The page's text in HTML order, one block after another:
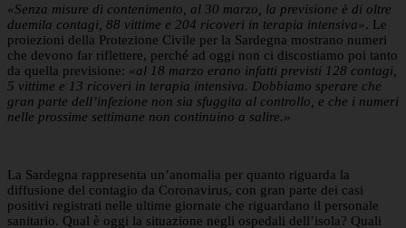
«Senza misure di contenimento, al 30 marzo, la previsione è di oltre
duemila contagi, 88 vittime e 204 ricoveri in terapia intensiva». Le
proiezioni della Protezione Civile per la Sardegna mostrano numeri
che devono far riflettere, perché ad oggi non ci discostiamo poi tanto
da quella previsione: «al 18 marzo erano infatti previsti 128 contagi,
5 vittime e 13 ricoveri in terapia intensiva. Dobbiamo sperare che
gran parte dell’infezione non sia sfuggita al controllo, e che i numeri
nelle prossime settimane non continuino a salire.»
La Sardegna rappresenta un’anomalia per quanto riguarda la
diffusione del contagio da Coronavirus, con gran parte dei casi
positivi registrati nelle ultime giornate che riguardano il personale
sanitario. Qual è oggi la situazione negli ospedali dell’isola? Quali